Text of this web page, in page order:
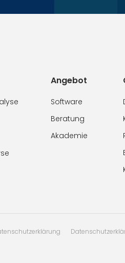
Angebot
Software
Beratung
Akademie